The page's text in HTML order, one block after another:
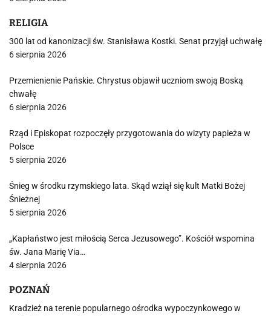
RELIGIA
300 lat od kanonizacji św. Stanisława Kostki. Senat przyjął uchwałę
6 sierpnia 2026
Przemienienie Pańskie. Chrystus objawił uczniom swoją Boską
chwałę
6 sierpnia 2026
Rząd i Episkopat rozpoczęły przygotowania do wizyty papieża w
Polsce
5 sierpnia 2026
Śnieg w środku rzymskiego lata. Skąd wziął się kult Matki Bożej
Śnieżnej
5 sierpnia 2026
„Kapłaństwo jest miłością Serca Jezusowego”. Kościół wspomina
św. Jana Marię Via…
4 sierpnia 2026
POZNAŃ
Kradzież na terenie popularnego ośrodka wypoczynkowego w